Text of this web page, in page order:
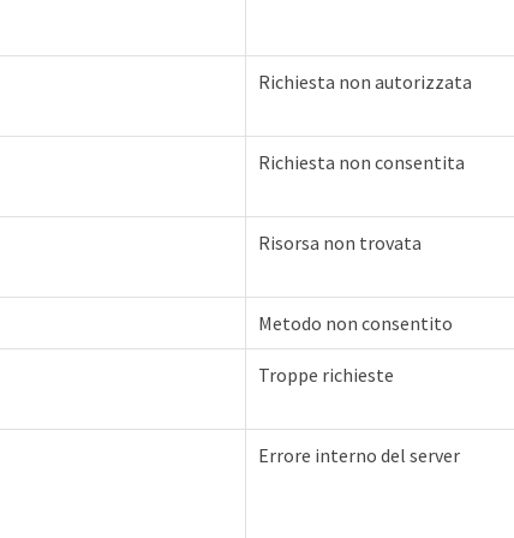
Richiesta non autorizzata
Richiesta non consentita
Risorsa non trovata
Metodo non consentito
Troppe richieste
Errore interno del server